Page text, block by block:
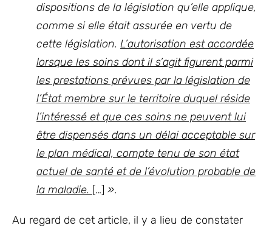
dispositions de la législation qu’elle applique,
comme si elle était assurée en vertu de
cette législation. L’autorisation est accordée
lorsque les soins dont il s’agit figurent parmi
les prestations prévues par la législation de
l’État membre sur le territoire duquel réside
l’intéressé et que ces soins ne peuvent lui
être dispensés dans un délai acceptable sur
le plan médical, compte tenu de son état
actuel de santé et de l’évolution probable de
la maladie. […] ».
Au regard de cet article, il y a lieu de constater